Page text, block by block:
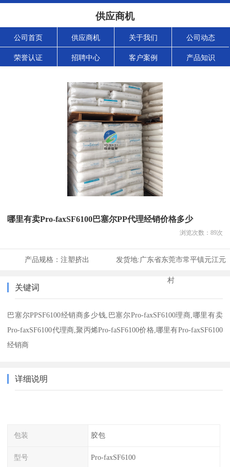
供应商机
公司首页 供应商机 关于我们 公司动态
荣誉认证 招聘中心 客户案例 产品知识
哪里有卖Pro-faxSF6100巴塞尔PP代理经销价格多少
浏览次数： 89次
产品规格： 注塑挤出 发货地:广东省东莞市常平镇元江元
村
关键词
巴塞尔PPSF6100经销商多少钱,巴塞尔Pro-faxSF6100理商,哪里有卖
Pro-faxSF6100代理商,聚丙烯Pro-faSF6100价格,哪里有Pro-faxSF6100
经销商
详细说明
包装 胶包
型号 Pro-faxSF6100